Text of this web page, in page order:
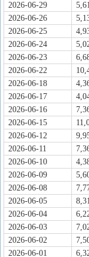
2026-06-29
2026-06-26
2026-06-25
2026-06-24
2026-06-23
2026-06-22
2026-06-18
2026-06-17
2026-06-16
2026-06-15
2026-06-12
2026-06-11
2026-06-10
2026-06-09
2026-06-08
2026-06-05
2026-06-04
2026-06-03
2026-06-02
2026-06-01